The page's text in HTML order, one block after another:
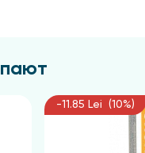
гидрохлорид,
цетиол С5,
-11.85 Lei (10%)